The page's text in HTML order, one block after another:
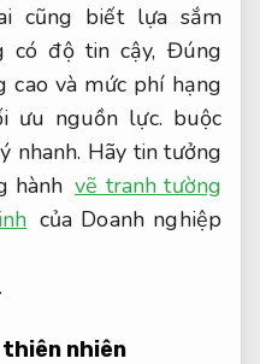
cũng biết lựa sắm
có độ tin cậy, Đúng
cao và mức phí hạng
ưu nguồn lực. buộc
nhanh. Hãy tin tưởng
hành vẽ tranh tường
của Doanh nghiệp
nhiên